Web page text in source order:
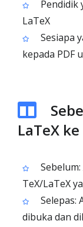
Pendidik
LaTeX
Sesiapa
kepada PDF
LaTeX ke
TeX/LaTeX
Selepas:
dibuka dan